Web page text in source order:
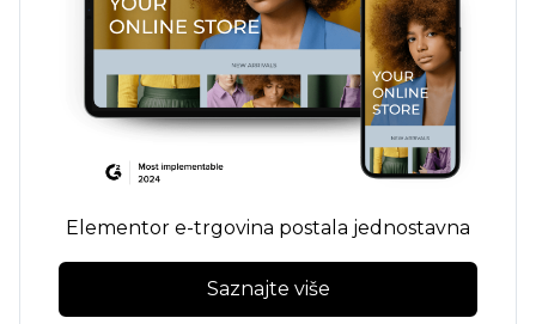
Elementor e-trgovina postala jednostavna
Saznajte više